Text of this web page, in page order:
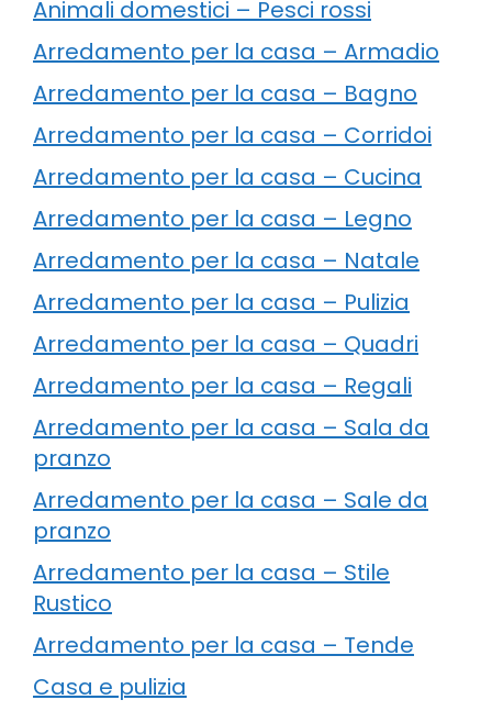
Animali domestici – Pesci rossi
Arredamento per la casa – Armadio
Arredamento per la casa – Bagno
Arredamento per la casa – Corridoi
Arredamento per la casa – Cucina
Arredamento per la casa – Legno
Arredamento per la casa – Natale
Arredamento per la casa – Pulizia
Arredamento per la casa – Quadri
Arredamento per la casa – Regali
Arredamento per la casa – Sala da
pranzo
Arredamento per la casa – Sale da
pranzo
Arredamento per la casa – Stile
Rustico
Arredamento per la casa – Tende
Casa e pulizia